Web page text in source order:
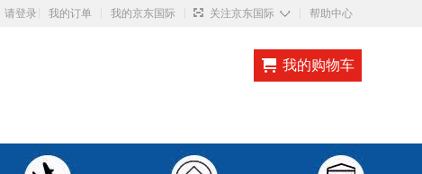
请登录 我的订单 我的京东国际 关注京东国际 ◇ 帮助中心
我的购物车